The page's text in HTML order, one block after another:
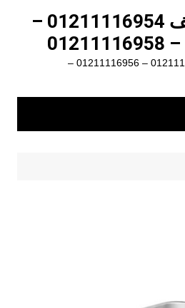
مكن تعبئة وتغليف 01211116954 –
ماكينات تعبئة وتغليف 01211116954 – 01211116956 –